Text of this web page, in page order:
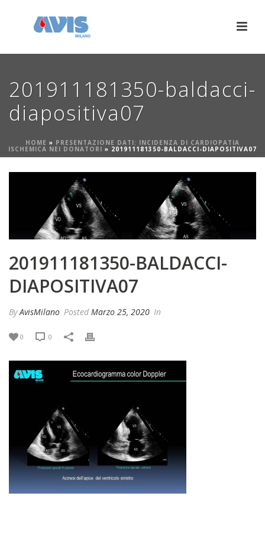
201911181350-baldacci-
diapositiva07
HOME » PRESENTAZIONE DATI: INCIDENZA DI CARDIOPATIA
ISCHEMICA NEI DONATORI » 201911181350-BALDACCI-DIAPOSITIVA07
201911181350-BALDACCI-
DIAPOSITIVA07
ByAvisMilano Posted Marzo 25, 2020 In
0 0